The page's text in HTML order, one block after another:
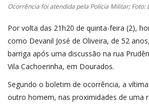
Ocorrência foi atendida pela Polícia Militar; Foto:
Por volta das 21h20 de quinta-feira (2),
como Devanil José de Oliveira, de 52
barriga após uma discussão na rua
Vila Cachoerinha, em Dourados.
Segundo o boletim de ocorrência, a
outro homem, nas proximidades de uma